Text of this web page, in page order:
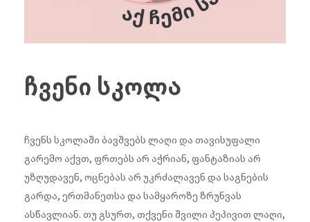
ჩვენი სკოლა
ჩვენს სკოლაში ბავშვებს ლაღი და თავისუფალი
გარემო აქვთ, ფრთებს არ აჭრიან, ფანტაზიას არ
უზღუდავენ, ოცნებას არ უკრძალავენ და საგნების
გარდა, ერთმანეთსა და სამყაროზე ზრუნვას
ასწავლიან. თუ გსურთ, თქვენი შვილი პეპივით ლაღი,